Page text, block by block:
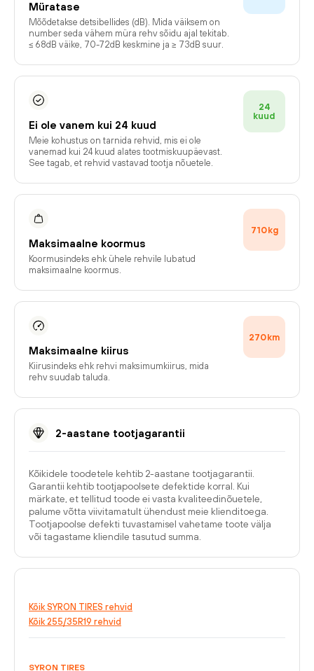
Müratase
Mõõdetakse detsibellides (dB). Mida väiksem on
number seda vähem müra rehv sõidu ajal tekitab.
≤ 68dB väike, 70-72dB keskmine ja ≥ 73dB suur.
Ei ole vanem kui 24 kuud
Meie kohustus on tarnida rehvid, mis ei ole
vanemad kui 24 kuud alates tootmiskuupäevast.
See tagab, et rehvid vastavad tootja nõuetele.
24
kuud
Maksimaalne koormus
Koormusindeks ehk ühele rehvile lubatud
maksimaalne koormus.
710kg
Maksimaalne kiirus
Kiirusindeks ehk rehvi maksimumkiirus, mida
rehv suudab taluda.
270km
2-aastane tootjagarantii
Kõikidele toodetele kehtib 2-aastane tootjagarantii.
Garantii kehtib tootjapoolsete defektide korral. Kui
märkate, et tellitud toode ei vasta kvaliteedinõuetele,
palume võtta viivitamatult ühendust meie klienditoega.
Tootjapoolse defekti tuvastamisel vahetame toote välja
või tagastame kliendile tasutud summa.
Kõik SYRON TIRES rehvid
Kõik 255/35R19 rehvid
SYRON TIRES